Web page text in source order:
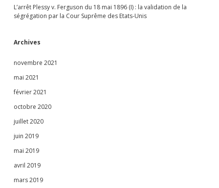
L’arrêt Plessy v. Ferguson du 18 mai 1896 (I) : la validation de la
ségrégation par la Cour Suprême des Etats-Unis
Archives
novembre 2021
mai 2021
février 2021
octobre 2020
juillet 2020
juin 2019
mai 2019
avril 2019
mars 2019